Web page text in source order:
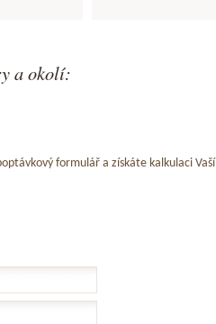
a okolí:
formulář a získáte kalkulaci Vaší